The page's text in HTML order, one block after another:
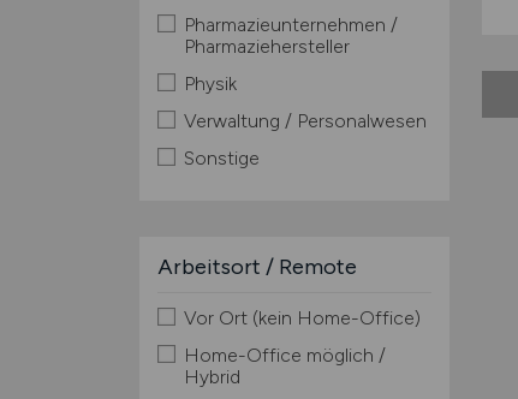
Pharmazieunternehmen /
Pharmaziehersteller
Physik
Verwaltung / Personalwesen
Sonstige
Arbeitsort / Remote
Vor Ort (kein Home-Office)
Home-Office möglich /
Hybrid